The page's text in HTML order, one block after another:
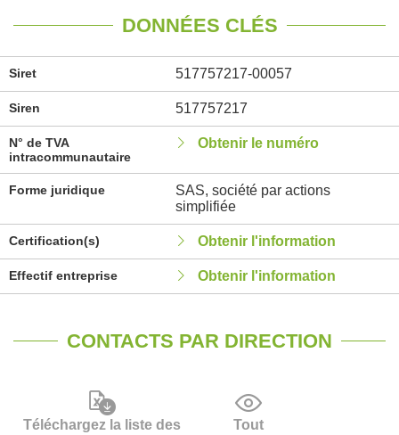
DONNÉES CLÉS
Siret 517757217-00057
Siren 517757217
N° de TVA
intracommunautaire
Obtenir le numéro
Forme juridique
SAS, société par actions
simplifiée
Certification(s) Obtenir l'information
Effectif entreprise Obtenir l'information
CONTACTS PAR DIRECTION
Téléchargez la liste des
Tout